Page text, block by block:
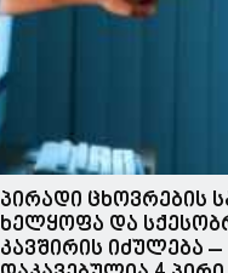
პირადი ცხოვრების
ხელყოფა და
კავშირის იძულება –